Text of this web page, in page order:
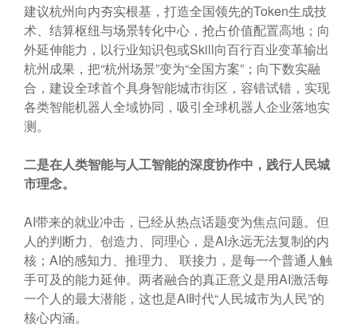
建议杭州向内夯实根基，打造全国领先的Token生成技
术、结算枢纽与场景转化中心，抢占价值配置高地；向
外延伸能力，以行业知识包或Skill向百行百业变革输出
杭州成果，把“杭州场景”变为“全国方案”；向下数实融
合，建设全球首个具身智能城市街区，容错试错，实现
各类智能机器人全域协同，吸引全球机器人企业落地实
测。
二是在人类智能与人工智能的深度协作中，践行人民城
市理念。
AI带来的就业冲击，已经从热点话题变为焦点问题。但
人的判断力、创造力、同理心，是AI永远无法复制的内
核；AI的感知力、推理力、 联接力，是每一个普通人触
手可及的能力延伸。两者融合的真正意义是用AI激活每
一个人的最大潜能，这也是AI时代“人民城市为人民”的
核心内涵。